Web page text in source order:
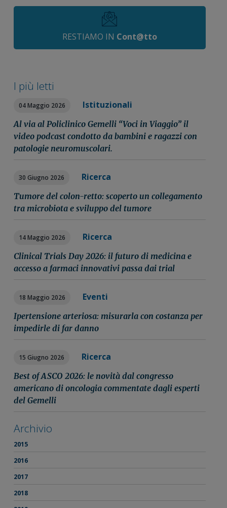
RESTIAMO IN Cont@tto
I più letti
04 Maggio 2026 Istituzionali
Al via al Policlinico Gemelli “Voci in Viaggio” il
video podcast condotto da bambini e ragazzi con
patologie neuromuscolari.
30 Giugno 2026 Ricerca
Tumore del colon-retto: scoperto un collegamento
tra microbiota e sviluppo del tumore
14 Maggio 2026 Ricerca
Clinical Trials Day 2026: il futuro di medicina e
accesso a farmaci innovativi passa dai trial
18 Maggio 2026 Eventi
Ipertensione arteriosa: misurarla con costanza per
impedirle di far danno
15 Giugno 2026 Ricerca
Best of ASCO 2026: le novità dal congresso
americano di oncologia commentate dagli esperti
del Gemelli
Archivio
2015
2016
2017
2018